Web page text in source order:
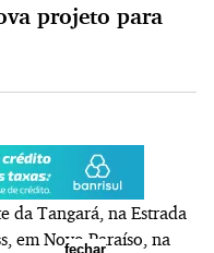
projeto para
da Tangará, na Estrada
em Novo Paraíso, na
fechar